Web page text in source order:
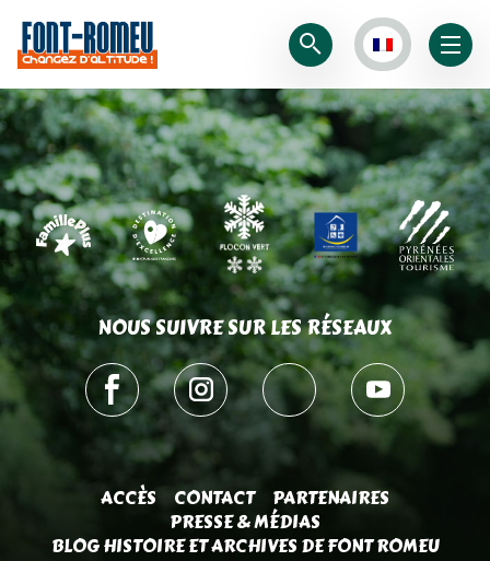
NOUS SUIVRE SUR LES RÉSEAUX
ACCÈS CONTACT
PARTENAIRES
PRESSE & MÉDIAS
BLOG HISTOIRE ET ARCHIVES DE FONT ROMEU